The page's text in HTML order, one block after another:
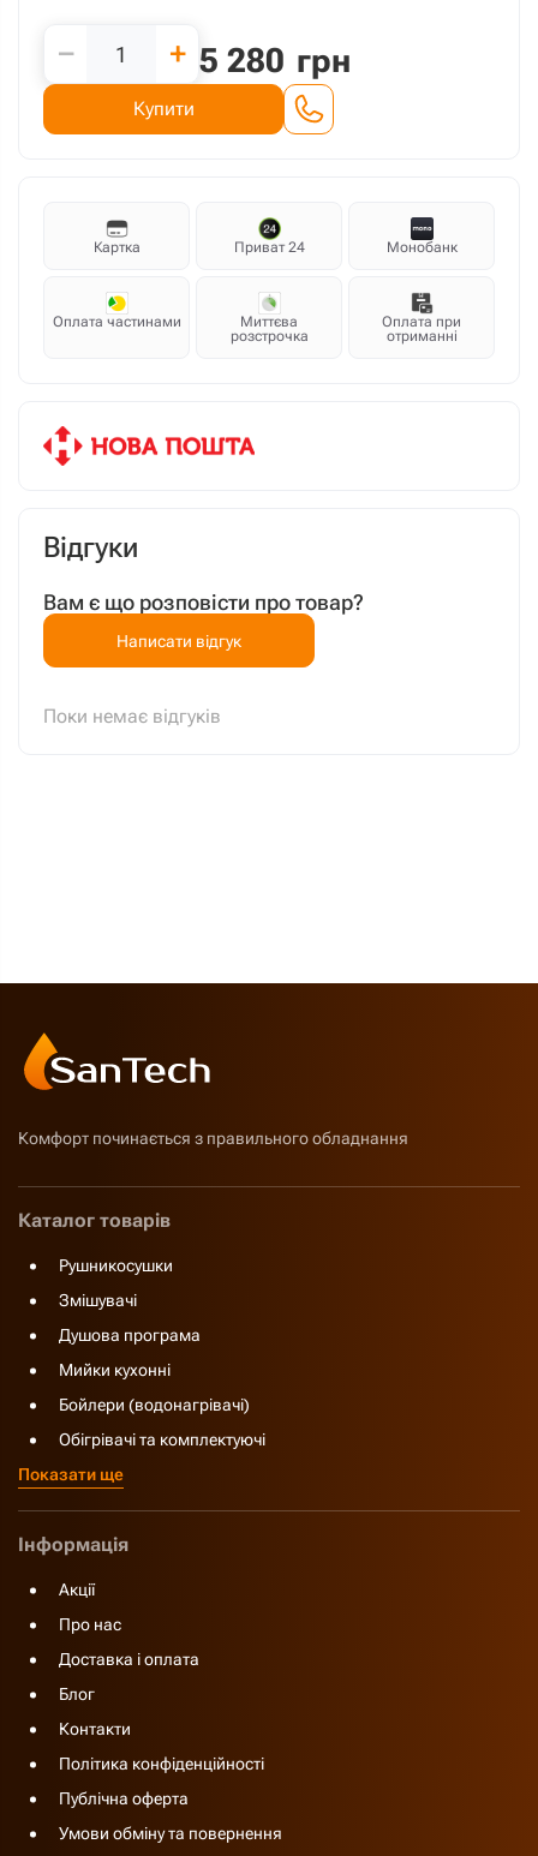
− + 5 280 грн
Купити
Картка Приват 24 Монобанк
Оплата частинами
Миттєва
розстрочка
Оплата при
отриманні
Відгуки
Вам є що розповісти про товар?
Написати відгук
Поки немає відгуків
Комфорт починається з правильного обладнання
Каталог товарів
Рушникосушки
Змішувачі
Душова програма
Мийки кухонні
Бойлери (водонагрівачі)
Обігрівачі та комплектуючі
Показати ще
Інформація
Акції
Про нас
Доставка і оплата
Блог
Контакти
Політика конфіденційності
Публічна оферта
Умови обміну та повернення